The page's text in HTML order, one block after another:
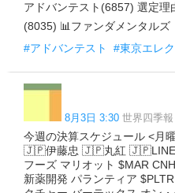
アドバンテスト(6857) 選定
(8035) 📊ファンダメンタルズ
#アドバンテスト
#東京エレ
8月3日 3:30 世界四季報
今週の決算スケジュール <
🇯🇵伊藤忠 🇯🇵丸紅 🇯🇵LINE
フーズ マリオット $MAR
新薬開発 パランティア